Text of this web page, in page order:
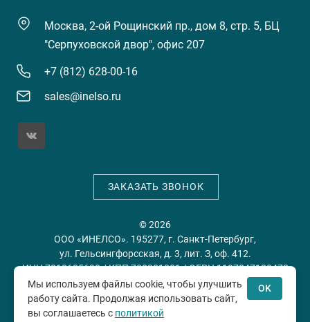
Москва, 2-ой Рощинский пр., дом 8, стр. 5, БЦ
"Серпуховской двор", офис 207
+7 (812) 628-00-16
sales@inelso.ru
ЗАКАЗАТЬ ЗВОНОК
© 2026
ООО «ИНЕЛСО». 195277, г. Санкт-Петербург,
ул. Гельсингфорсская, д. 3, лит. З, оф. 412.
ИНН 7813635698 / КПП 780201001 / ОГРН 1197847128478
Политика конфиденциальности
Мы используем файлы cookie, чтобы улучшить
работу сайта. Продолжая использовать сайт,
вы соглашаетесь с политикой
OK